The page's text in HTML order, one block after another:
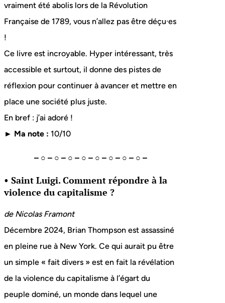
vraiment été abolis lors de la Révolution
Française de 1789, vous n’allez pas être déçu·es
!
Ce livre est incroyable. Hyper intéressant, très
accessible et surtout, il donne des pistes de
réflexion pour continuer à avancer et mettre en
place une société plus juste.
En bref : j’ai adoré !
► Ma note : 10/10
– ○ – ○ – ○ – ○ – ○ – ○ – ○ – ○ –
• Saint Luigi. Comment répondre à la
violence du capitalisme ?
de Nicolas Framont
Décembre 2024, Brian Thompson est assassiné
en pleine rue à New York. Ce qui aurait pu être
un simple « fait divers » est en fait la révélation
de la violence du capitalisme à l’égart du
peuple dominé, un monde dans lequel une